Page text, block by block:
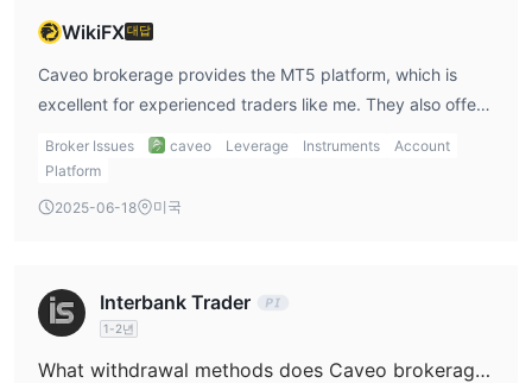
WikiFX대답
Caveo brokerage provides the MT5 platform, which is
excellent for experienced traders like me. They also offer
the Caveo App, which is mobile-friendly. However, the
MT4 platform is not available, which might be a downside
Broker Issues caveo Leverage Instruments
Account
Platform
2025-06-18 미국
Interbank Trader
1-2년
What withdrawal methods does Caveo brokerage support?